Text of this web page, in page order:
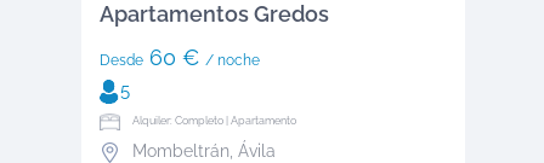
Apartamentos Gredos
Desde60 € / noche
5
Alquiler: Completo | Apartamento
Mombeltrán, Ávila